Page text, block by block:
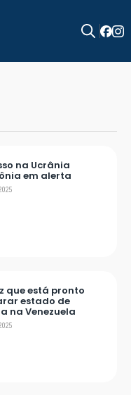
for:
na Ucrânia
em alerta
que está pronto
estado de
na Venezuela